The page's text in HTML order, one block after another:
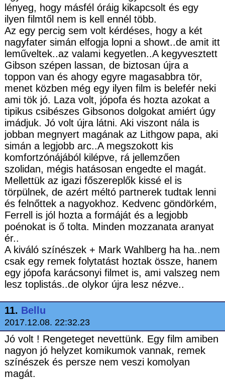
lényeg, hogy másfél óráig kikapcsolt és egy
ilyen filmtől nem is kell ennél több.
Az egy percig sem volt kérdéses, hogy a két
nagyfater simán elfogja lopni a showt..de amit itt
leműveltek..az valami kegyetlen..A kegyvesztett
Gibson szépen lassan, de biztosan újra a
toppon van és ahogy egyre magasabbra tör,
menet közben még egy ilyen film is belefér neki
ami tök jó. Laza volt, jópofa és hozta azokat a
tipikus csibészes Gibsonos dolgokat amiért úgy
imádjuk. Jó volt újra látni. Aki viszont nála is
jobban megnyert magának az Lithgow papa, aki
simán a legjobb arc..A megszokott kis
komfortzónájából kilépve, rá jellemzően
szolidan, mégis hatásosan engedte el magát.
Mellettük az igazi főszereplők kissé el is
törpülnek, de azért méltó partnerek tudtak lenni
és felnőttek a nagyokhoz. Kedvenc göndörkém,
Ferrell is jól hozta a formáját és a legjobb
poénokat is ő tolta. Minden mozzanata aranyat
ér..
A kiváló színészek + Mark Wahlberg ha ha..nem
csak egy remek folytatást hoztak össze, hanem
egy jópofa karácsonyi filmet is, ami valszeg nem
lesz toplistás..de olykor újra lesz nézve..
11. Bellu
2017.12.08. 22:32.23
Jó volt ! Rengeteget nevettünk. Egy film amiben
nagyon jó helyzet komikumok vannak, remek
színészek és persze nem veszi komolyan
magát.